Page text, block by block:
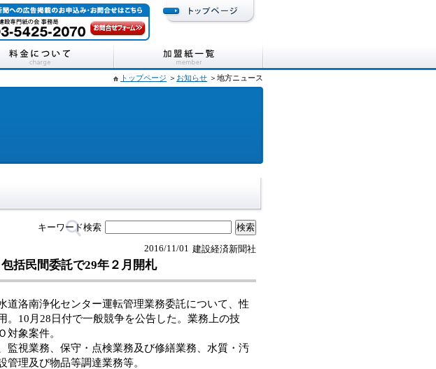
トップページ ＞ お知らせ ＞地方ニュース
キーワード検索
建設経済新聞社
2016/11/01
括民間委託で29年２月開札
洛南浄化センター運転管理業務委託について、性
。10月28日付で一般競争を公告した。業務上の技
象案件。
視業務、保守・点検業務及び修繕業務、水質・汚
理及び物品等調達業務等。